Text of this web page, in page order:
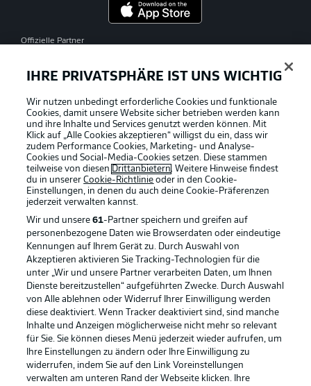
Offizielle Partner
Rechtliche Hinweise Voreinstellungen verwalten
Datenschutz Nutzungsbedingungen
Broadcaster Kontakt
Jobs Impressum
Partner Spieler
IHRE PRIVATSPHÄRE IST UNS WICHTIG
Wir nutzen unbedingt erforderliche Cookies und funktionale
Cookies, damit unsere Website sicher betrieben werden kann
und ihre Inhalte und Services genutzt werden können. Mit
Klick auf „Alle Cookies akzeptieren“ willigst du ein, dass wir
zudem Performance Cookies, Marketing- und Analyse-
Cookies und Social-Media-Cookies setzen. Diese stammen
teilweise von diesen Drittanbietern. Weitere Hinweise findest
du in unsererCookie-Richtlinie oder in den Cookie-
Einstellungen, in denen du auch deine Cookie-Präferenzen
jederzeit verwalten kannst.
Wir und unsere61-Partner speichern und greifen auf
personenbezogene Daten wie Browserdaten oder eindeutige
Kennungen auf Ihrem Gerät zu. Durch Auswahl von
Akzeptieren aktivieren Sie Tracking-Technologien für die
unter „Wir und unsere Partner verarbeiten Daten, um Ihnen
Dienste bereitzustellen“ aufgeführten Zwecke. Durch Auswahl
von Alle ablehnen oder Widerruf Ihrer Einwilligung werden
diese deaktiviert. Wenn Tracker deaktiviert sind, sind manche
Inhalte und Anzeigen möglicherweise nicht mehr so relevant
für Sie. Sie können dieses Menü jederzeit wieder aufrufen, um
Ihre Einstellungen zu ändern oder Ihre Einwilligung zu
widerrufen, indem Sie auf den Link Voreinstellungen
verwalten am unteren Rand der Webseite klicken. Ihre